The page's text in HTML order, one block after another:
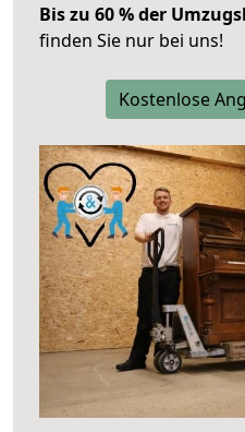
Bis zu 60 % der
finden Sie nur bei uns!
Kostenlose